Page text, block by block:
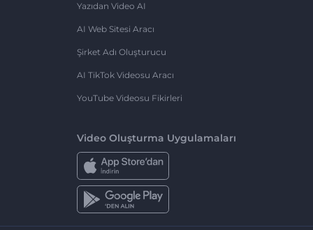
Yazıdan Video AI
AI Web Sitesi Aracı
Şirket Adı Oluşturucu
AI TikTok Videosu Aracı
YouTube Videosu Fikirleri
Video Oluşturma Uygulamaları